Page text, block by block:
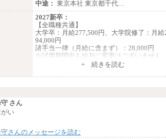
3,000 円以上
⑳月給205,000円以上
㉑月給185,000 円以上
㉒月給185,000 円以上
㉓月給224,500円以上
※全コース共通※ 能力・経験・勤務地など
により異なります
※試用期間中も給与に変更はございません。
中途： 東京本社 東京都千代…
2027新卒：
【全職種共通】
大学卒：月給277,500円、大学院修了：月給
94,000円
諸手当一律（月給に含まず）：28,000円
※試用期間中も給与に変更はございません
月給370,000円～
+ 続きを読む
さん
い
さんのメッセージを読む